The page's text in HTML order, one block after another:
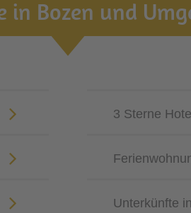
in Bozen und
3 Sterne
Unterkünfte